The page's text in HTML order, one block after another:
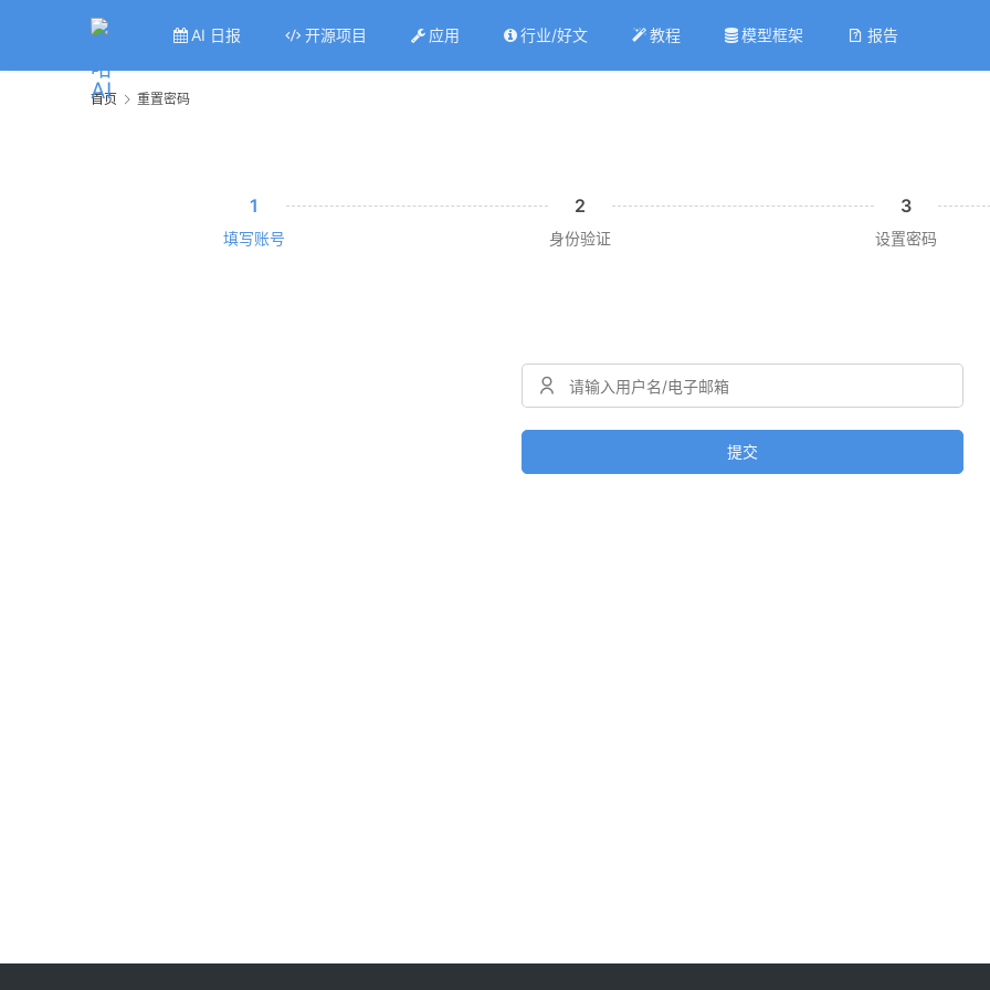
AI 日报 开源项目 应用 行业/好文 教程 模型框架 报告
首页 重置密码
1
填写账号
2
身份验证
3
设置密码
提交